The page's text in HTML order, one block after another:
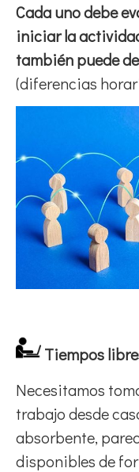
Cada uno debe
iniciar la
también puede
(diferencias
Tiempos
Necesitamos
trabajo desde
absorbente,
disponibles de